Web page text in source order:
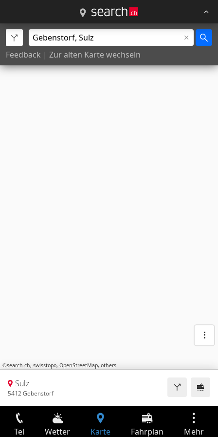
Feedback | Zur alten Karte wechseln
©search.ch, swisstopo, OpenStreetMap, others
Sulz
5412 Gebenstorf
Tel Wetter Karte Fahrplan Mehr